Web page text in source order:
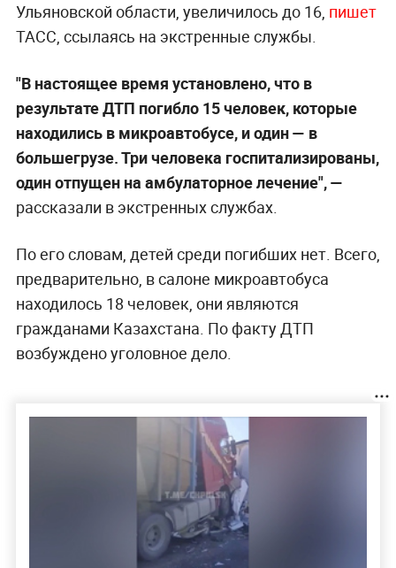
Ульяновской области, увеличилось до 16, пишет
ТАСС, ссылаясь на экстренные службы.
"В настоящее время установлено, что в
результате ДТП погибло 15 человек, которые
находились в микроавтобусе, и один — в
большегрузе. Три человека госпитализированы,
один отпущен на амбулаторное лечение", —
рассказали в экстренных службах.
По его словам, детей среди погибших нет. Всего,
предварительно, в салоне микроавтобуса
находилось 18 человек, они являются
гражданами Казахстана. По факту ДТП
возбуждено уголовное дело.